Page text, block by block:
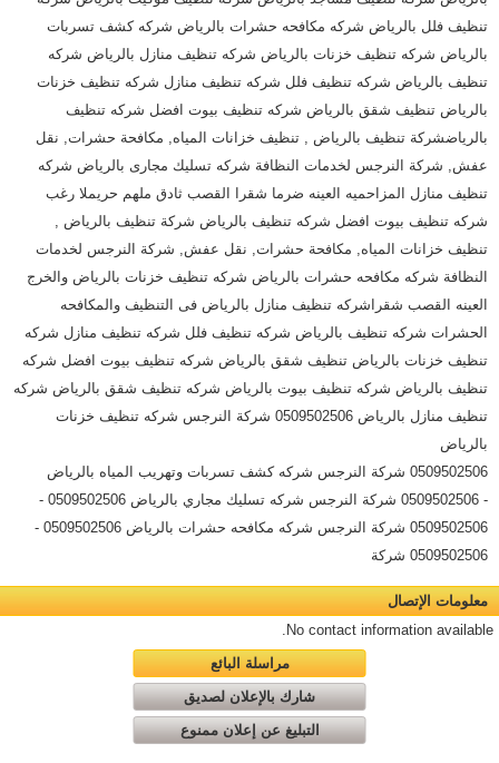
0509502506 شركة النرجس شركه كشف تسربات وتهريب المياه بالرياض
- 0509502506 شركة النرجس شركه تسليك مجاري بالرياض 0509502506 -
0509502506 شركة النرجس شركه مكافحه حشرات بالرياض 0509502506 -
0509502506 شركة
معلومات الإتصال
No contact information available.
مراسلة البائع
شارك بالإعلان لصديق
التبليغ عن إعلان ممنوع